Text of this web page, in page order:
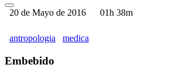
20 de Mayo de 2016 01h 38m
antropologia medica
Embebido